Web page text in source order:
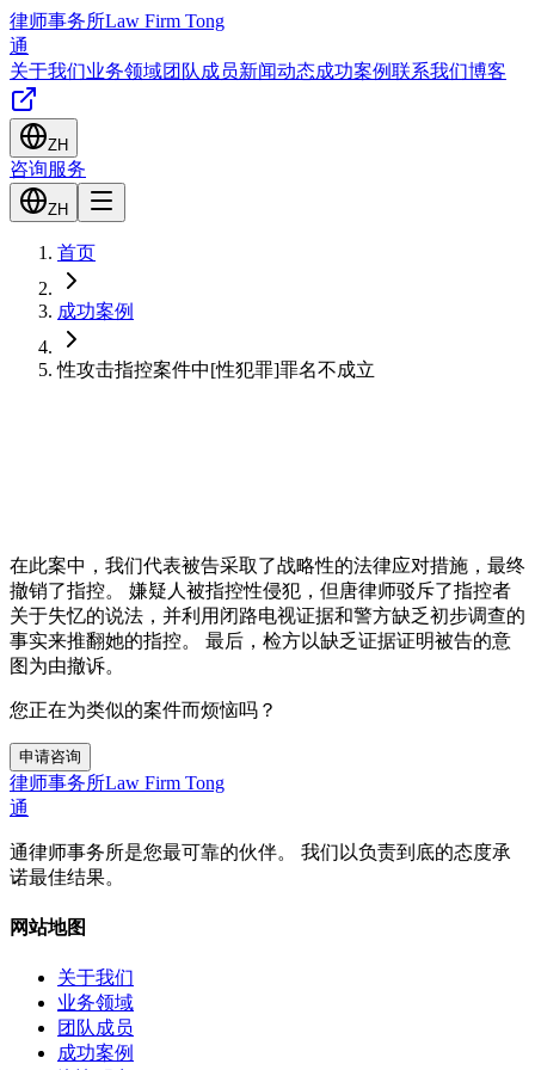
律师事务所Law Firm Tong
通
关于我们业务领域团队成员新闻动态成功案例联系我们博客
ZH
咨询服务
ZH
首页
成功案例
性攻击指控案件中[性犯罪]罪名不成立
在此案中，我们代表被告采取了战略性的法律应对措施，最终
撤销了指控。 嫌疑人被指控性侵犯，但唐律师驳斥了指控者
关于失忆的说法，并利用闭路电视证据和警方缺乏初步调查的
事实来推翻她的指控。 最后，检方以缺乏证据证明被告的意
图为由撤诉。
您正在为类似的案件而烦恼吗？
申请咨询
律师事务所Law Firm Tong
通
通律师事务所是您最可靠的伙伴。 我们以负责到底的态度承
诺最佳结果。
网站地图
关于我们
业务领域
团队成员
成功案例